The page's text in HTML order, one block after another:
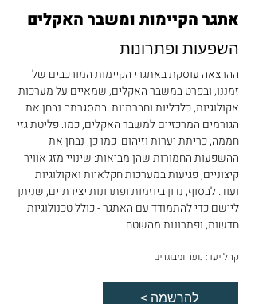
אתגר הקיימות ומשבר האקלים
השפעות ופתרונות
ההרצאה עוסקת באתגרי הקיימות המורכבים של
זמננו, ובפרט במשבר האקלים, שמאיים על מערכות
אקולוגיות, כלכליות וחברתיות. במסגרתה נבחן את
הגורמים המרכזיים למשבר האקלים, כמו: פליטת גזי
חממה, כריתת יערות וזיהום. כמו כן, נבחן את
ההשפעות החמורות שהן מביאות: שינויי מזג אוויר
קיצוניים, פגיעות במערכות חקלאיות ואקולוגיות
ועוד. לבסוף, נדון ביוזמות ופתרונות יצירתיים, שניתן
ליישם כדי להתמודד עם האתגר - כולל טכנולוגיות
חדשות, ופתרונות מהשטח.
קהל יעד: נוער ומבוגרים
< להרשמה